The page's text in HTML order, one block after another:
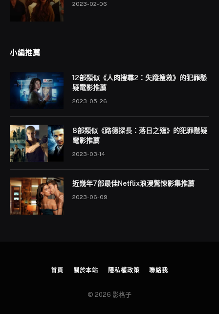
2023-02-06
小編推薦
12部類似《人肉搜尋2：失蹤搜救》的犯罪懸
疑電影推薦
2023-05-26
8部類似《路德探長：落日之殤》的犯罪懸疑
電影推薦
2023-03-14
近幾年7部最佳Netflix浪漫驚悚影集推薦
2023-06-09
首頁 關於本站 隱私權政策 聯絡我
© 2026 影格子